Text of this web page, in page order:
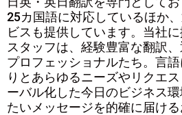
25カ国語に対応しているほか
ビスも提供しています。当社
スタッフは、経験豊富な翻訳
プロフェッショナルたち。言
りとあらゆるニーズやリクエ
ーバル化した今日のビジネス
たいメッセージを的確に届ける